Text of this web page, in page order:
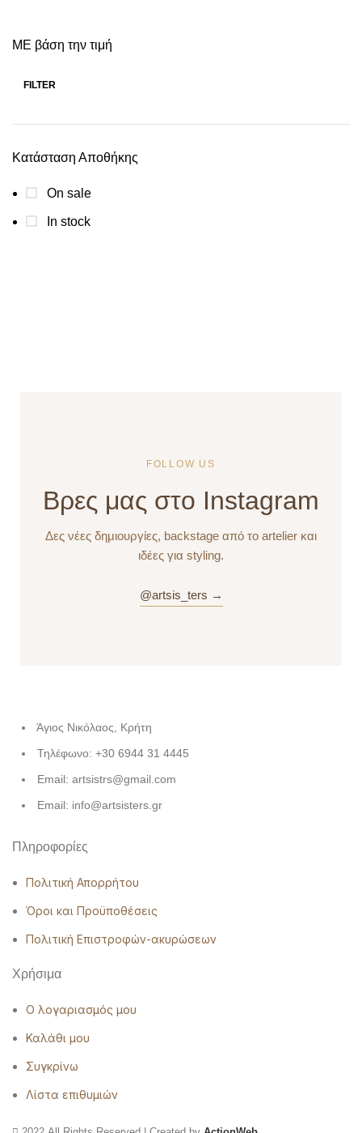
ΜΕ βάση την τιμή
FILTER
Κατάσταση Αποθήκης
On sale
In stock
FOLLOW US
Βρες μας στο Instagram
Δες νέες δημιουργίες, backstage από το artelier και
ιδέες για styling.
@artsis_ters →
Άγιος Νικόλαος, Κρήτη
Τηλέφωνο: +30 6944 31 4445
Email: artsistrs@gmail.com
Email: info@artsisters.gr
Πληροφορίες
Πολιτική Απορρήτου
Όροι και Προϋποθέσεις
Πολιτική Επιστροφών-ακυρώσεων
Χρήσιμα
Ο λογαριασμός μου
Καλάθι μου
Συγκρίνω
Λίστα επιθυμιών